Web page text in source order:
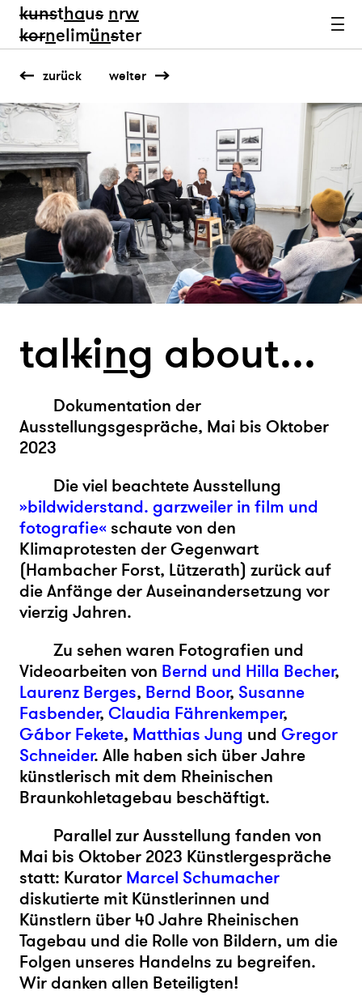
kunsthaus nrw
kornelimünster
zurück weiter
talking about...
Dokumentation der
Ausstellungsgespräche, Mai bis Oktober
2023
Die viel beachtete Ausstellung
»bildwiderstand. garzweiler in film und
fotografie« schaute von den
Klimaprotesten der Gegenwart
(Hambacher Forst, Lützerath) zurück auf
die Anfänge der Auseinandersetzung vor
vierzig Jahren.
Zu sehen waren Fotografien und
Videoarbeiten von Bernd und Hilla Becher,
Laurenz Berges, Bernd Boor, Susanne
Fasbender, Claudia Fährenkemper,
Gábor Fekete, Matthias Jung und Gregor
Schneider. Alle haben sich über Jahre
künstlerisch mit dem Rheinischen
Braunkohletagebau beschäftigt.
Parallel zur Ausstellung fanden von
Mai bis Oktober 2023 Künstlergespräche
statt: Kurator Marcel Schumacher
diskutierte mit Künstlerinnen und
Künstlern über 40 Jahre Rheinischen
Tagebau und die Rolle von Bildern, um die
Folgen unseres Handelns zu begreifen.
Wir danken allen Beteiligten!